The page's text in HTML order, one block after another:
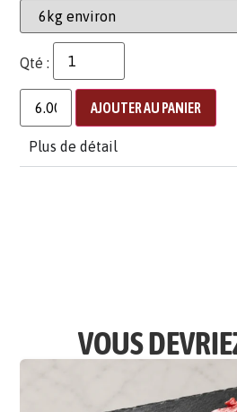
Qté :
AJOUTER AU PANIER
Plus de détail
VOUS